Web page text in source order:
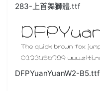
283-上首舞獅體.ttf
DFPYuanYuanW2-B5.ttf